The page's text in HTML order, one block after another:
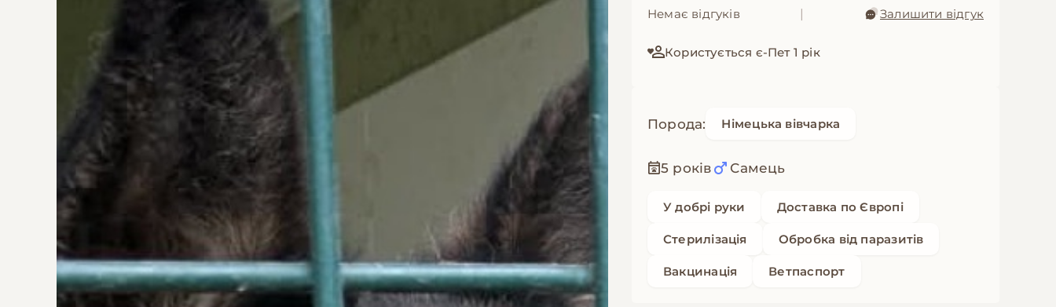
Немає відгуків | Залишити відгук
Користується є-Пет 1 рік
Порода: Німецька вівчарка
5 років Самець
У добрі руки Доставка по Європі
Стерилізація Обробка від паразитів
Вакцинація Ветпаспорт